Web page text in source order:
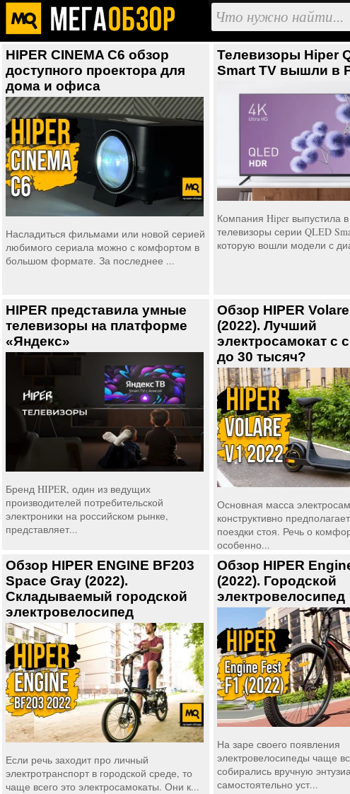
HIPER CINEMA C6 обзор
доступного проектора для
дома и офиса
Насладиться фильмами или новой серией
любимого сериала можно с комфортом в
большом формате. За последнее ...
Телевизоры Hiper
Smart TV вышли в
Компания Hiper выпустила
телевизоры серии QLED
которую вошли модели с
HIPER представила умные
телевизоры на платформе
«Яндекс»
Бренд HIPER, один из ведущих
производителей потребительской
электроники на российском рынке,
представляет...
Обзор HIPER
(2022). Лучший
электросамокат с
до 30 тысяч?
Основная масса
конструктивно
поездки стоя. Речь о
особенно...
Обзор HIPER ENGINE BF203
Space Gray (2022).
Складываемый городской
электровелосипед
Если речь заходит про личный
электротранспорт в городской среде, то
чаще всего это электросамокаты. Они к...
Обзор HIPER
(2022). Городской
электровелосипед
На заре своего появления
электровелосипеды чаще
собирались вручную
самостоятельно уст...